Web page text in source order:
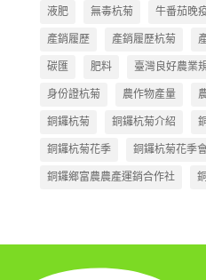
液肥 無毒杭菊 牛番茄晚
產銷履歷 產銷履歷杭菊
碳匯 肥料 臺灣良好農業
身份證杭菊 農作物產量
銅鑼杭菊 銅鑼杭菊介紹
銅鑼杭菊花季 銅鑼杭菊花季
銅鑼鄉富農農產運銷合作社